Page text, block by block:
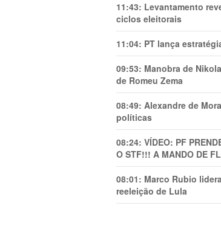
11:43: Levantamento
ciclos eleitorais
11:04: PT lança
09:53: Manobra de
de Romeu Zema
08:49: Alexandre de
políticas
08:24: VÍDEO: PF
O STF!!! A MANDO DE
08:01: Marco Rubio
reeleição de Lula